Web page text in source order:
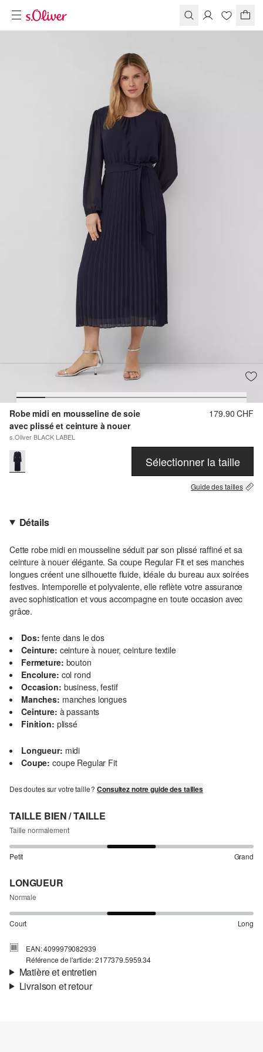
Robe midi en mousseline de soie
avec plissé et ceinture à nouer
s.Oliver BLACK LABEL
179.90 CHF
Sélectionner la taille
Guide des tailles
Détails
Cette robe midi en mousseline séduit par son plissé raffiné et sa
ceinture à nouer élégante. Sa coupe Regular Fit et ses manches
longues créent une silhouette fluide, idéale du bureau aux soirées
festives. Intemporelle et polyvalente, elle reflète votre assurance
avec sophistication et vous accompagne en toute occasion avec
grâce.
Dos: fente dans le dos
Ceinture: ceinture à nouer, ceinture textile
Fermeture: bouton
Encolure: col rond
Occasion: business, festif
Manches: manches longues
Ceinture: à passants
Finition: plissé
Longueur: midi
Coupe: coupe Regular Fit
Des doutes sur votre taille ?Consultez notre guide des tailles
TAILLE BIEN / TAILLE
Taille normalement
Petit Grand
LONGUEUR
Normale
Court Long
EAN: 4099979082939
Référence de l'article: 2177379.5959.34
Matière et entretien
Livraison et retour